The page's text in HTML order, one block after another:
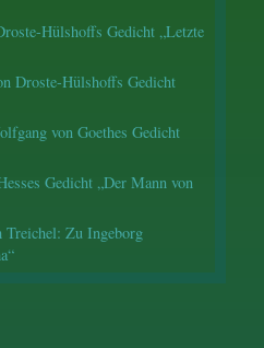
Hülshoffs Gedicht „Letzte
Droste-Hülshoffs Gedicht
von Goethes Gedicht
Gedicht „Der Mann von
Treichel: Zu Ingeborg